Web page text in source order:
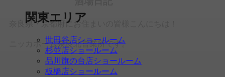
関東エリア
世田谷店ショールーム
杉並店ショールーム
品川旗の台店ショールーム
板橋店ショールーム
奈良県・京都府にお住まいの皆様こんにちは！
ニッカホーム奈良北営業所です。